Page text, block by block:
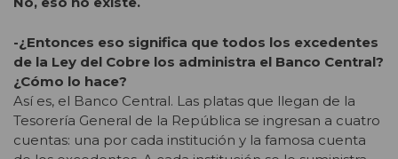
-¿Entonces eso significa que todos los excedentes
de la Ley del Cobre los administra el Banco Central?
¿Cómo lo hace?
Así es, el Banco Central. Las platas que llegan de la
Tesorería General de la República se ingresan a cuatro
cuentas: una por cada institución y la famosa cuenta